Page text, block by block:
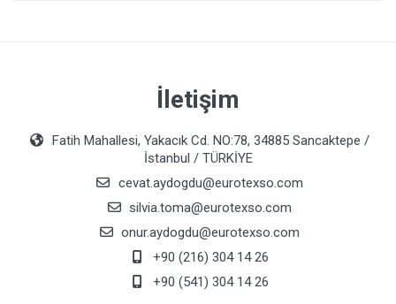
İletişim
Fatih Mahallesi, Yakacık Cd. NO:78, 34885 Sancaktepe /
İstanbul / TÜRKİYE
cevat.aydogdu@eurotexso.com
silvia.toma@eurotexso.com
onur.aydogdu@eurotexso.com
+90 (216) 304 14 26
+90 (541) 304 14 26